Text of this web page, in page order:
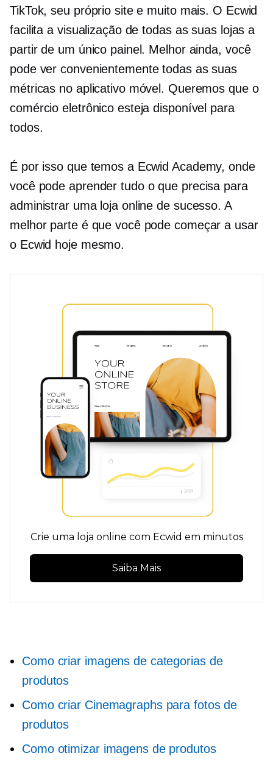
TikTok, seu próprio site e muito mais. O Ecwid
facilita a visualização de todas as suas lojas a
partir de um único painel. Melhor ainda, você
pode ver convenientemente todas as suas
métricas no aplicativo móvel. Queremos que o
comércio eletrônico esteja disponível para
todos.
É por isso que temos a Ecwid Academy, onde
você pode aprender tudo o que precisa para
administrar uma loja online de sucesso. A
melhor parte é que você pode começar a usar
o Ecwid hoje mesmo.
Crie uma loja online com Ecwid em minutos
Saiba Mais
Como criar imagens de categorias de
produtos
Como criar Cinemagraphs para fotos de
produtos
Como otimizar imagens de produtos